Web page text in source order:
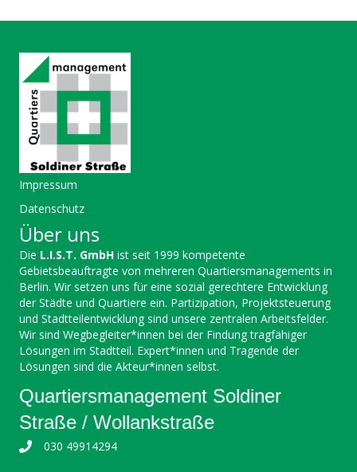
Impressum
Datenschutz
Über uns
Die L.I.S.T. GmbH ist seit 1999 kompetente
Gebietsbeauftragte von mehreren Quartiersmanagements in
Berlin. Wir setzen uns für eine sozial gerechtere Entwicklung
der Städte und Quartiere ein. Partizipation, Projektsteuerung
und Stadtteilentwicklung sind unsere zentralen Arbeitsfelder.
Wir sind Wegbegleiter*innen bei der Findung tragfähiger
Lösungen im Stadtteil. Expert*innen und Tragende der
Lösungen sind die Akteur*innen selbst.
Quartiersmanagement Soldiner
Straße / Wollankstraße
030 49914294